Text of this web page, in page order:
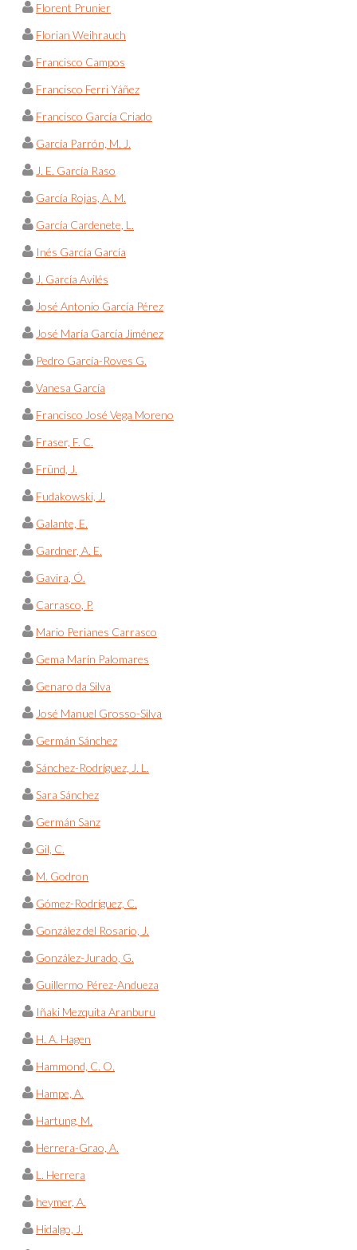
Florent Prunier
Florian Weihrauch
Francisco Campos
Francisco Ferri Yáñez
Francisco García Criado
García Parrón, M. J.
J. E. García Raso
García Rojas, A. M.
García Cardenete, L.
Inés García García
J. García Avilés
José Antonio García Pérez
José María García Jiménez
Pedro García-Roves G.
Vanesa García
Francisco José Vega Moreno
Fraser, F. C.
Fründ, J.
Fudakowski, J.
Galante, E.
Gardner, A. E.
Gavira, Ó.
Carrasco, P.
Mario Perianes Carrasco
Gema Marín Palomares
Genaro da Silva
José Manuel Grosso-Silva
Germán Sánchez
Sánchez-Rodríguez, J. L.
Sara Sánchez
Germán Sanz
Gil, C.
M. Godron
Gómez-Rodríguez, C.
González del Rosario, J.
González-Jurado, G.
Guillermo Pérez-Andueza
Iñaki Mezquita Aranburu
H. A. Hagen
Hammond, C. O.
Hampe, A.
Hartung, M.
Herrera-Grao, A.
L. Herrera
heymer, A.
Hidalgo, J.